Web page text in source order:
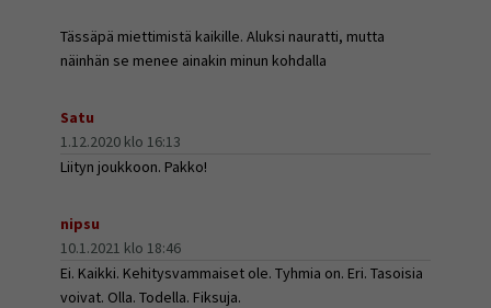
Tässäpä miettimistä kaikille. Aluksi nauratti, mutta
näinhän se menee ainakin minun kohdalla
Satu
1.12.2020 klo 16:13
Liityn joukkoon. Pakko!
nipsu
10.1.2021 klo 18:46
Ei. Kaikki. Kehitysvammaiset ole. Tyhmia on. Eri. Tasoisia
voivat. Olla. Todella. Fiksuja.